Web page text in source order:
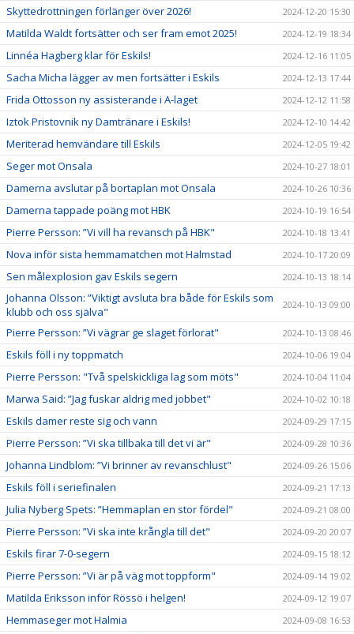
Skyttedrottningen förlänger över 2026! 2024-12-20 15:30
Matilda Waldt fortsätter och ser fram emot 2025! 2024-12-19 18:34
Linnéa Hagberg klar för Eskils! 2024-12-16 11:05
Sacha Micha lägger av men fortsätter i Eskils 2024-12-13 17:44
Frida Ottosson ny assisterande i A-laget 2024-12-12 11:58
Iztok Pristovnik ny Damtränare i Eskils! 2024-12-10 14:42
Meriterad hemvändare till Eskils 2024-12-05 19:42
Seger mot Onsala 2024-10-27 18:01
Damerna avslutar på bortaplan mot Onsala 2024-10-26 10:36
Damerna tappade poäng mot HBK 2024-10-19 16:54
Pierre Persson: ”Vi vill ha revansch på HBK" 2024-10-18 13:41
Nova inför sista hemmamatchen mot Halmstad 2024-10-17 20:09
Sen målexplosion gav Eskils segern 2024-10-13 18:14
Johanna Olsson: ”Viktigt avsluta bra både för Eskils som
klubb och oss själva"
2024-10-13 09:00
Pierre Persson: ”Vi vägrar ge slaget förlorat" 2024-10-13 08:46
Eskils föll i ny toppmatch 2024-10-06 19:04
Pierre Persson: "Två spelskickliga lag som möts" 2024-10-04 11:04
Marwa Said: ”Jag fuskar aldrig med jobbet" 2024-10-02 10:18
Eskils damer reste sig och vann 2024-09-29 17:15
Pierre Persson: ”Vi ska tillbaka till det vi är" 2024-09-28 10:36
Johanna Lindblom: ”Vi brinner av revanschlust" 2024-09-26 15:06
Eskils föll i seriefinalen 2024-09-21 17:13
Julia Nyberg Spets: ”Hemmaplan en stor fördel" 2024-09-21 08:00
Pierre Persson: ”Vi ska inte krångla till det" 2024-09-20 20:07
Eskils firar 7-0-segern 2024-09-15 18:12
Pierre Persson: ”Vi är på väg mot toppform" 2024-09-14 19:02
Matilda Eriksson inför Rössö i helgen! 2024-09-12 19:07
Hemmaseger mot Halmia 2024-09-08 16:53